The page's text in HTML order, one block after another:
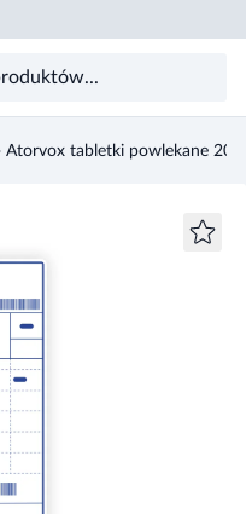
Atorvox tabletki powlekane 20